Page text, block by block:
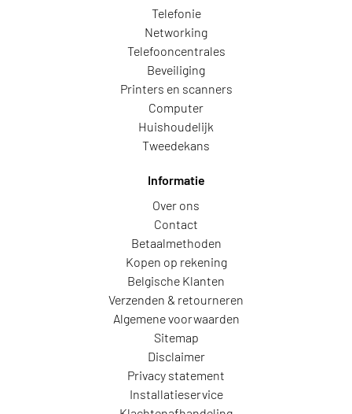
Telefonie
Networking
Telefooncentrales
Beveiliging
Printers en scanners
Computer
Huishoudelijk
Tweedekans
Informatie
Over ons
Contact
Betaalmethoden
Kopen op rekening
Belgische Klanten
Verzenden & retourneren
Algemene voorwaarden
Sitemap
Disclaimer
Privacy statement
Installatieservice